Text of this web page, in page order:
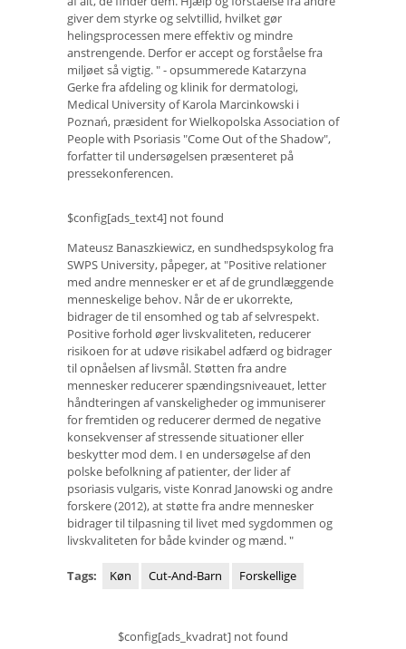
giver dem styrke og selvtillid, hvilket gør
helingsprocessen mere effektiv og mindre
anstrengende. Derfor er accept og forståelse fra
miljøet så vigtig. " - opsummerede Katarzyna
Gerke fra afdeling og klinik for dermatologi,
Medical University of Karola Marcinkowski i
Poznań, præsident for Wielkopolska Association of
People with Psoriasis "Come Out of the Shadow",
forfatter til undersøgelsen præsenteret på
pressekonferencen.
$config[ads_text4] not found
Mateusz Banaszkiewicz, en sundhedspsykolog fra
SWPS University, påpeger, at "Positive relationer
med andre mennesker er et af de grundlæggende
menneskelige behov. Når de er ukorrekte,
bidrager de til ensomhed og tab af selvrespekt.
Positive forhold øger livskvaliteten, reducerer
risikoen for at udøve risikabel adfærd og bidrager
til opnåelsen af ​​livsmål. Støtten fra andre
mennesker reducerer spændingsniveauet, letter
håndteringen af ​​vanskeligheder og immuniserer
for fremtiden og reducerer dermed de negative
konsekvenser af stressende situationer eller
beskytter mod dem. I en undersøgelse af den
polske befolkning af patienter, der lider af
psoriasis vulgaris, viste Konrad Janowski og andre
forskere (2012), at støtte fra andre mennesker
bidrager til tilpasning til livet med sygdommen og
livskvaliteten for både kvinder og mænd. "
Tags: Køn Cut-And-Barn Forskellige
$config[ads_kvadrat] not found